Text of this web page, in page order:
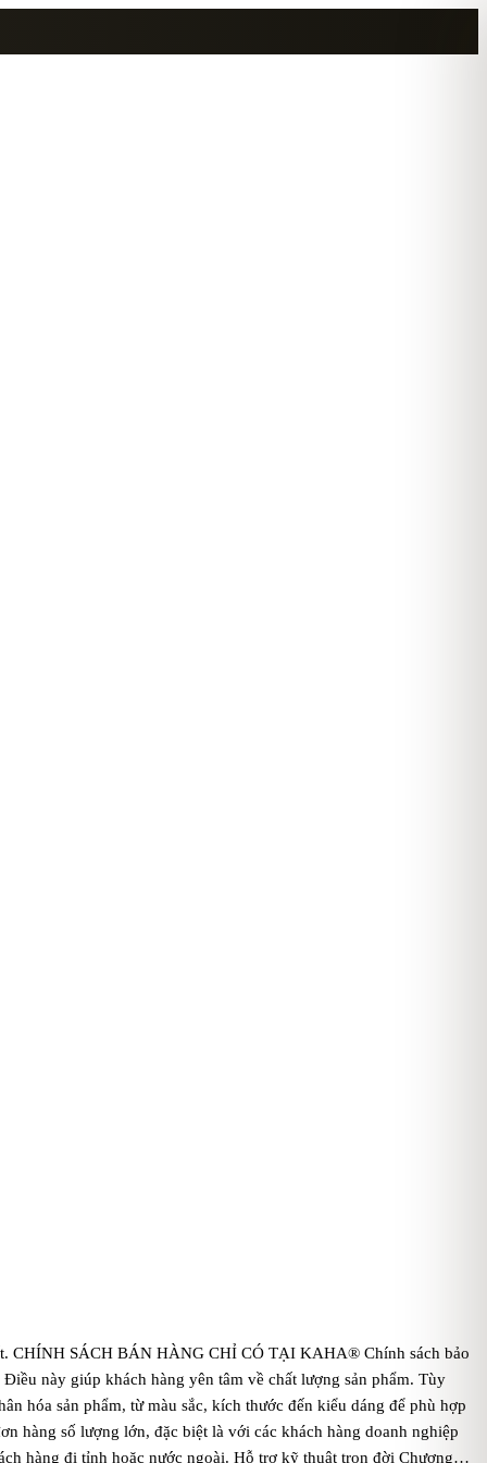
CHÍNH SÁCH BÁN HÀNG CHỈ CÓ TẠI KAHA® Chính sách bảo
này giúp khách hàng yên tâm về chất lượng sản phẩm. Tùy
hóa sản phẩm, từ màu sắc, kích thước đến kiểu dáng để phù hợp
hàng số lượng lớn, đặc biệt là với các khách hàng doanh nghiệp
hàng đi tỉnh hoặc nước ngoài. Hỗ trợ kỹ thuật trọn đời Chương